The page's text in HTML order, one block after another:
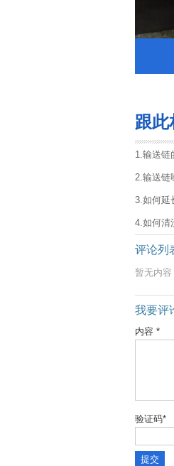
跟此
1.输送链
2.输送链
3.如何延
4.如何清
评论列
暂无内容
我要评
内容 *
验证码*